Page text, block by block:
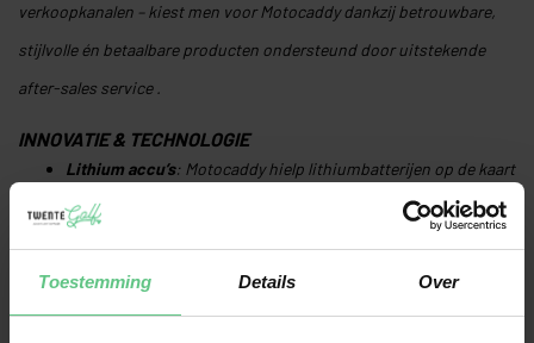
Toestemming Details Over
verkoopkanalen – kiest men voor Motocaddy dankzij betrouwbare,
stijlvolle én betaalbare producten ondersteund door uitstekende
after-sales service.
INNOVATIE & TECHNOLOGIE
Lithium accu’s: Motocaddy hielp lithiumbatterijen op de kaart
te zetten als de meest efficiënte en kosteneffectieve keuze
voor elektrische trolleys.